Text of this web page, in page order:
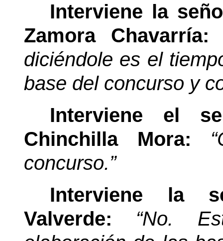
Interviene la
Zamora
diciéndole es el
base del concurso y
Interviene el
Chinchilla Mora:
concurso.”
Interviene la
Valverde: “No.